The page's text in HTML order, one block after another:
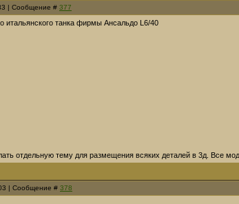
| Сообщение # 377
итальянского танка фирмы Ансальдо L6/40
отдельную тему для размещения всяких деталей в 3д. Все
| Сообщение # 378